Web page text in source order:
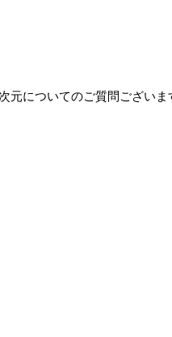
についてのご質問ござい